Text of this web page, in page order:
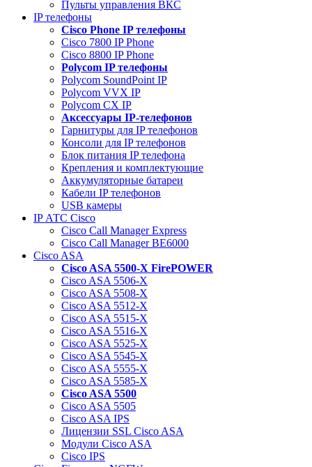
Пульты управления ВКС
IP телефоны
Сisco Phone IP телефоны
Cisco 7800 IP Phone
Cisco 8800 IP Phone
Polycom IP телефоны
Polycom SoundPoint IP
Polycom VVX IP
Polycom CX IP
Аксессуары IP-телефонов
Гарнитуры для IP телефонов
Консоли для IP телефонов
Блок питания IP телефона
Крепления и комплектующие
Аккумуляторные батареи
Кабели IP телефонов
USB камеры
IP АТС Cisco
Cisco Call Manager Express
Cisco Call Manager BE6000
Cisco ASA
Cisco ASA 5500-X FirePOWER
Cisco ASA 5506-X
Cisco ASA 5508-X
Cisco ASA 5512-X
Cisco ASA 5515-X
Cisco ASA 5516-X
Cisco ASA 5525-X
Cisco ASA 5545-X
Cisco ASA 5555-X
Cisco ASA 5585-X
Cisco ASA 5500
Cisco ASA 5505
Cisco ASA IPS
Лицензии SSL Cisco ASA
Модули Cisco ASA
Cisco IPS